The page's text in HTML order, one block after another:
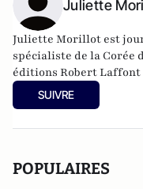
Juliette
Juliette Morillot est
spécialiste de la Corée
éditions Robert Laffont
coécrit avec Dorian
SUIVRE
POPULAIRES